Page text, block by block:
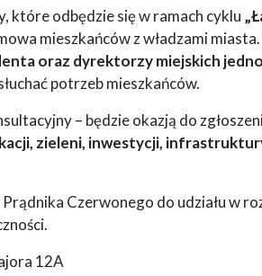
które odbędzie się w ramach cyklu
mieszkańców z władzami
oraz dyrektorzy miejskich
potrzeb mieszkańców.
– będzie okazją do
zieleni, inwestycji,
Czerwonego do udziału w
12A